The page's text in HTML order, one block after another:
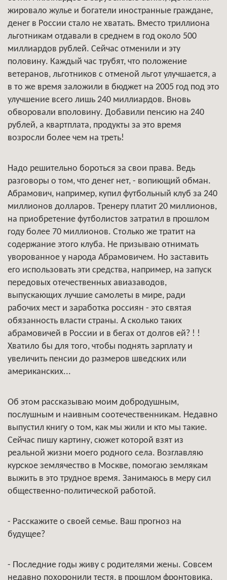
жировало жулье и богатели иностранные граждане,
денег в России стало не хватать. Вместо триллиона
льготникам отдавали в среднем в год около 500
миллиардов рублей. Сейчас отменили и эту
половину. Каждый час трубят, что положение
ветеранов, льготников с отменой льгот улучшается, а
в то же время заложили в бюджет на 2005 год под это
улучшение всего лишь 240 миллиардов. Вновь
обворовали вполовину. Добавили пенсию на 240
рублей, а квартплата, продукты за это время
возросли более чем на треть!
Надо решительно бороться за свои права. Ведь
разговоры о том, что денег нет, - вопиющий обман.
Абрамович, например, купил футбольный клуб за 240
миллионов долларов. Тренеру платит 20 миллионов,
на приобретение футболистов затратил в прошлом
году более 70 миллионов. Столько же тратит на
содержание этого клуба. Не призываю отнимать
уворованное у народа Абрамовичем. Но заставить
его использовать эти средства, например, на запуск
передовых отечественных авиазаводов,
выпускающих лучшие самолеты в мире, ради
рабочих мест и заработка россиян - это святая
обязанность власти страны. А сколько таких
абрамовичей в России и в бегах от долгов ей? ! !
Хватило бы для того, чтобы поднять зарплату и
увеличить пенсии до размеров шведских или
американских...
Об этом рассказываю моим добродушным,
послушным и наивным соотечественникам. Недавно
выпустил книгу о том, как мы жили и кто мы такие.
Сейчас пишу картину, сюжет которой взят из
реальной жизни моего родного села. Возглавляю
курское землячество в Москве, помогаю землякам
выжить в это трудное время. Занимаюсь в меру сил
общественно-политической работой.
- Расскажите о своей семье. Ваш прогноз на
будущее?
- Последние годы живу с родителями жены. Совсем
недавно похоронили тестя, в прошлом фронтовика,